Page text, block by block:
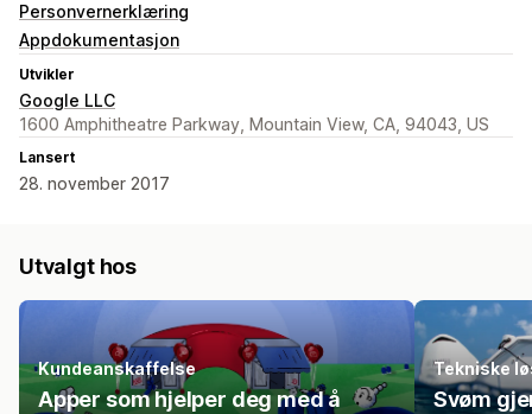
Personvernerklæring
Appdokumentasjon
Utvikler
Google LLC
1600 Amphitheatre Parkway, Mountain View, CA, 94043, US
Lansert
28. november 2017
Utvalgt hos
Kundeanskaffelse
Apper som hjelper deg med å
Tekniske
Svøm